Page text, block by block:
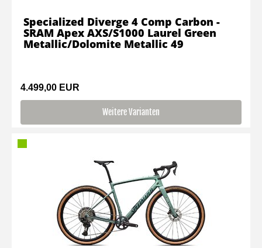
4.499,00 EUR
Weitere Varianten
Specialized Diverge 4 Comp Carbon -
SRAM Apex AXS/S1000 Laurel Green
Metallic/Dolomite Metallic 49